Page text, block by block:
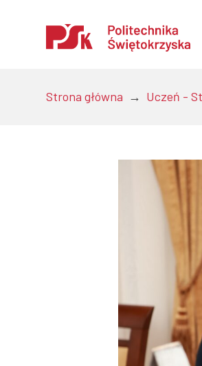
Otwórz
Strona główna → Uczeń -
Uczelnia
Kandydaci
Studenci